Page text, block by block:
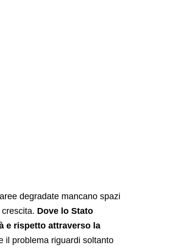
degradate mancano spazi
Dove lo Stato
e rispetto attraverso la
il problema riguardi soltanto